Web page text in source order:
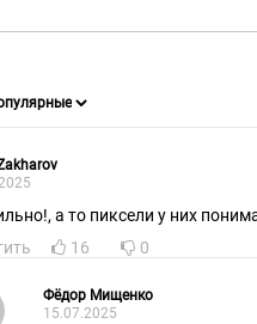
а то пиксели у них
16 0
Фёдор Мищенко
15.07.2025